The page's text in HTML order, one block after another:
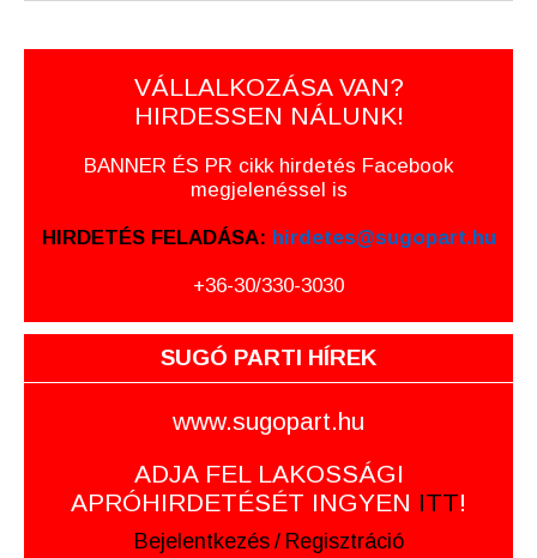
VÁLLALKOZÁSA VAN?
HIRDESSEN NÁLUNK!
BANNER ÉS PR cikk hirdetés Facebook
megjelenéssel is
HIRDETÉS FELADÁSA: hirdetes@sugopart.hu
+36-30/330-3030
SUGÓ PARTI HÍREK
www.sugopart.hu
ADJA FEL LAKOSSÁGI
APRÓHIRDETÉSÉT INGYEN ITT!
Bejelentkezés / Regisztráció